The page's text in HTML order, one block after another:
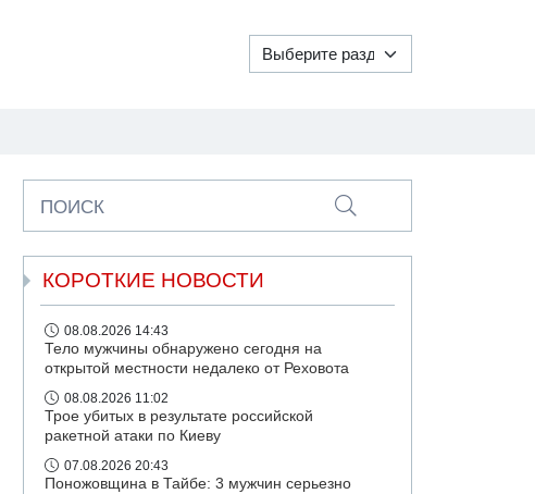
ПОИСК
КОРОТКИЕ НОВОСТИ
08.08.2026 14:43
Тело мужчины обнаружено сегодня на
открытой местности недалеко от Реховота
08.08.2026 11:02
Трое убитых в результате российской
ракетной атаки по Киеву
07.08.2026 20:43
Поножовщина в Тайбе: 3 мужчин серьезно